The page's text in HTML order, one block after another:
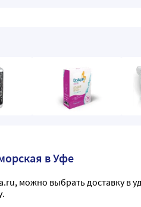
в Уфе
можно выбрать доставку в